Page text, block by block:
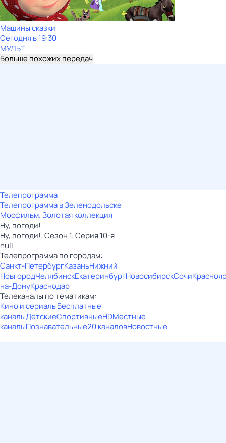
Машины сказки
Сегодня в 19:30
МУЛЬТ
Больше похожих передач
Телепрограмма
Телепрограмма в Зеленодольске
Мосфильм. Золотая коллекция
Ну, погоди!
Ну, погоди!. Сезон 1. Серия 10-я
null
Телепрограмма по городам:
Санкт-ПетербургКазаньНижний
НовгородЧелябинскЕкатеринбургНовосибирскСочи
на-ДонуКраснодар
Телеканалы по тематикам:
Кино и сериалыБесплатные
каналыДетскиеСпортивныеHDМестные
каналыПознавательные20 каналовНовостные